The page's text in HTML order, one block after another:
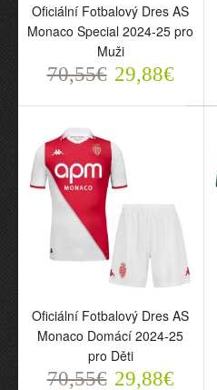
Oficiální Fotbalový Dres
AS Monaco Special 2024-
25 pro Muži
70,55€
Oficiální Fotbalový Dres
AS Monaco Domácí
Oficiální Fotbalový Dres AS
Monaco Special 2024-25 pro
Muži
70,55€ 29,88€
Oficiální Fotbalový Dres AS
Monaco Domácí 2024-25
pro Děti
70,55€ 29,88€